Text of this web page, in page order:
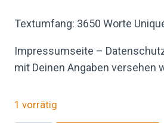
Textumfang: 3650 Worte
Impressumseite –
mit Deinen Angaben versehen
1 vorrätig